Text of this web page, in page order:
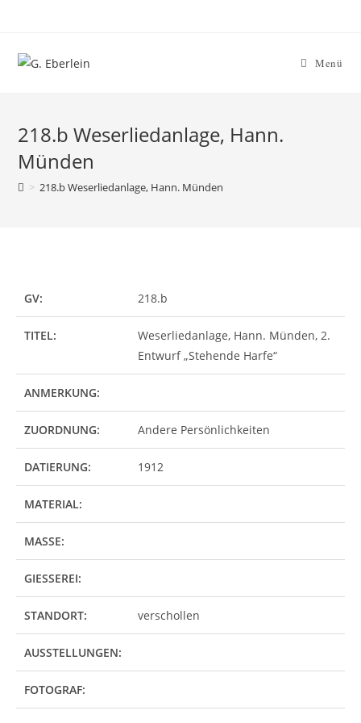
Menü
218.b Weserliedanlage, Hann.
Münden
> 218.b Weserliedanlage, Hann. Münden
GV: 218.b
TITEL:
Weserliedanlage, Hann. Münden, 2.
Entwurf „Stehende Harfe“
ANMERKUNG:
ZUORDNUNG: Andere Persönlichkeiten
DATIERUNG: 1912
MATERIAL:
MASSE:
GIESSEREI:
STANDORT: verschollen
AUSSTELLUNGEN:
FOTOGRAF: